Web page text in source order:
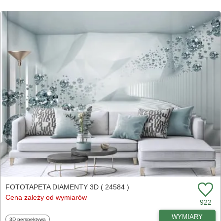
FOTOTAPETA DIAMENTY 3D ( 24584 )
Cena zależy od wymiarów
922
Fototapety
3D perspektywa WYMIARY